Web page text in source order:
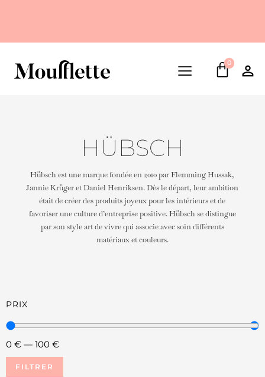
0
HÜBSCH
Hübsch est une marque fondée en 2010 par Flemming Hussak,
Jannie Krüger et Daniel Henriksen. Dès le départ, leur ambition
était de créer des produits joyeux pour les intérieurs et de
favoriser une culture d’entreprise positive. Hübsch se distingue
par son style art de vivre qui associe avec soin différents
matériaux et couleurs.
PRIX
0 € — 100 €
FILTRER